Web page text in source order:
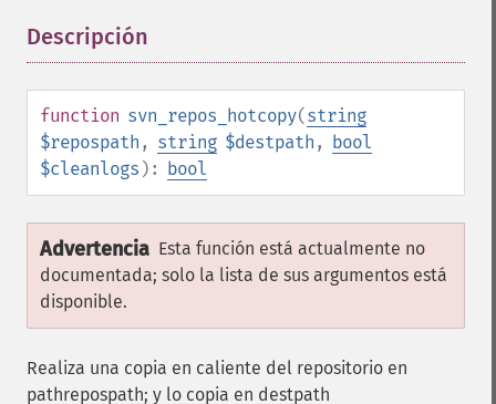
Descripción
function svn_repos_hotcopy(string
$repospath , string $destpath , bool
$cleanlogs ): bool
Advertencia Esta función está actualmente no
documentada; solo la lista de sus argumentos está
disponible.
Realiza una copia en caliente del repositorio en
pathrepospath; y lo copia en destpath